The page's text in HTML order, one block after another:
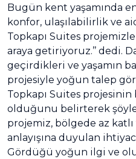
Bugün kent yaşamında
konfor, ulaşılabilirlik ve
Topkapı Suites
araya getiriyoruz.’’ dedi.
geçirdikleri ve yaşamın
projesiyle yoğun talep
Topkapı Suites projesinin
olduğunu belirterek şöyle
projemiz, bölgede az
anlayışına duyulan
Gördüğü yoğun ilgi ve